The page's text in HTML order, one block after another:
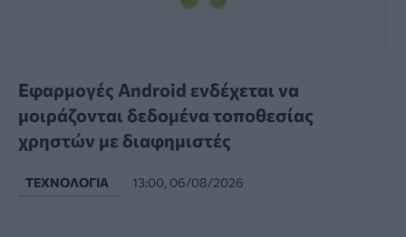
Εφαρμογές Android ενδέχεται να
μοιράζονται δεδομένα τοποθεσίας
χρηστών με διαφημιστές
ΤΕΧΝΟΛΟΓΊΑ 13:00, 06/08/2026